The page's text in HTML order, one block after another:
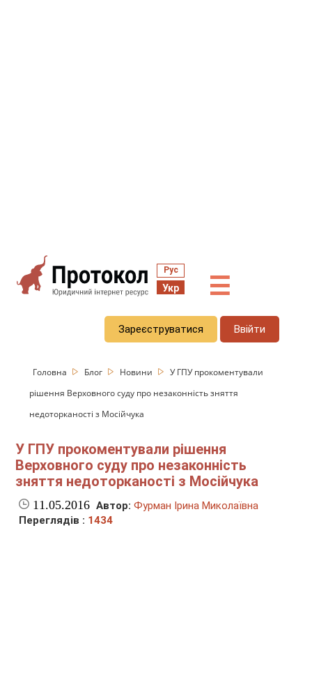
Рус
Укр ☰
Зареєструватися Ввійти
Головна Блог Новини
У ГПУ прокоментували
рішення Верховного суду про незаконність зняття
недоторканості з Мосійчука
У ГПУ прокоментували рішення
Верховного суду про незаконність
зняття недоторканості з Мосійчука
11.05.2016 Автор: Фурман Ірина Миколаївна
Переглядів : 1434